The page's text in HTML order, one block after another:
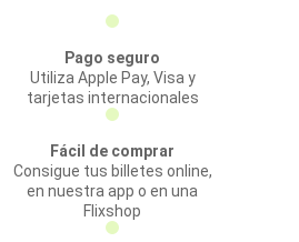
Pago seguro
Utiliza Apple Pay, Visa y
tarjetas internacionales
Fácil de comprar
Consigue tus billetes online,
en nuestra app o en una
Flixshop